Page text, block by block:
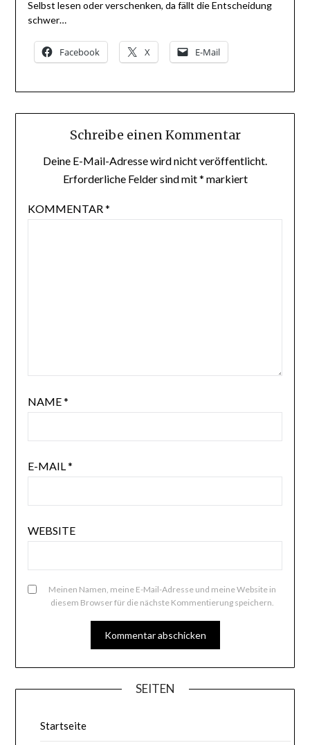
Selbst lesen oder verschenken, da fällt die Entscheidung
schwer…
Facebook X E-Mail
Schreibe einen Kommentar
Deine E-Mail-Adresse wird nicht veröffentlicht.
Erforderliche Felder sind mit* markiert
KOMMENTAR *
NAME*
E-MAIL *
WEBSITE
Meinen Namen, meine E-Mail-Adresse und meine Website in
diesem Browser für die nächste Kommentierung speichern.
SEITEN
Startseite